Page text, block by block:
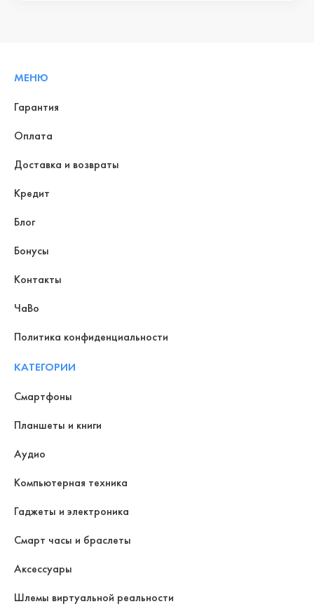
МЕНЮ
Гарантия
Оплата
Доставка и возвраты
Кредит
Блог
Бонусы
Контакты
ЧаВо
Политика конфиденциальности
КАТЕГОРИИ
Смартфоны
Планшеты и книги
Аудио
Компьютерная техника
Гаджеты и электроника
Смарт часы и браслеты
Аксессуары
Шлемы виртуальной реальности